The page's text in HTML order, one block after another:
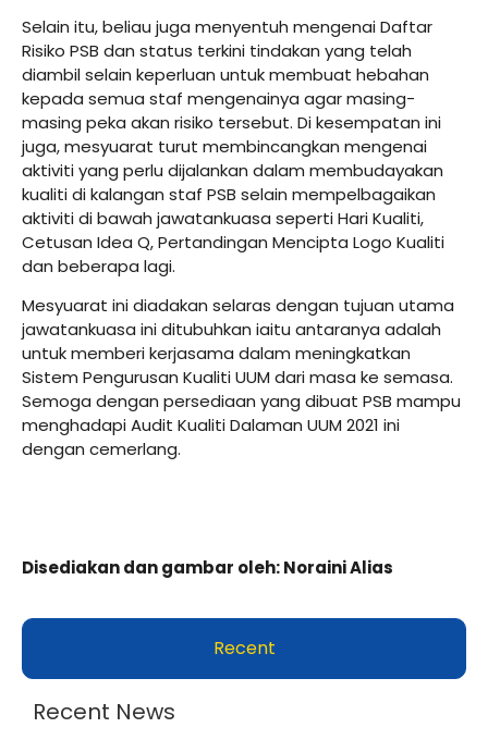
Selain itu, beliau juga menyentuh mengenai Daftar
Risiko PSB dan status terkini tindakan yang telah
diambil selain keperluan untuk membuat hebahan
kepada semua staf mengenainya agar masing-
masing peka akan risiko tersebut. Di kesempatan ini
juga, mesyuarat turut membincangkan mengenai
aktiviti yang perlu dijalankan dalam membudayakan
kualiti di kalangan staf PSB selain mempelbagaikan
aktiviti di bawah jawatankuasa seperti Hari Kualiti,
Cetusan Idea Q, Pertandingan Mencipta Logo Kualiti
dan beberapa lagi.
Mesyuarat ini diadakan selaras dengan tujuan utama
jawatankuasa ini ditubuhkan iaitu antaranya adalah
untuk memberi kerjasama dalam meningkatkan
Sistem Pengurusan Kualiti UUM dari masa ke semasa.
Semoga dengan persediaan yang dibuat PSB mampu
menghadapi Audit Kualiti Dalaman UUM 2021 ini
dengan cemerlang.
Disediakandangambar oleh: Noraini Alias
Recent
Recent News